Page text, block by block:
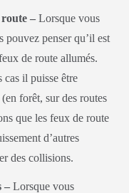
route – Lorsque vous
pouvez penser qu’il est
de route allumés.
cas il puisse être
forêt, sur des routes
que les feux de route
d’autres
des collisions.
– Lorsque vous